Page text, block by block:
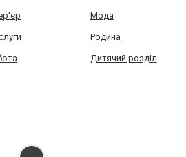
Мода
Родина
Дитячий розділ